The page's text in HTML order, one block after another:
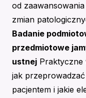
od
zmian
Badanie
przedmiotowe
ustnej Praktyczne
jak
pacjentem i jakie